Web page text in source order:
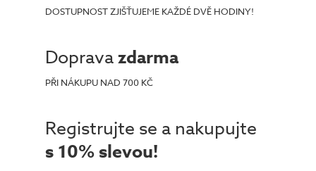
DOSTUPNOST ZJIŠŤUJEME KAŽDÉ DVĚ HODINY!
Dopravazdarma
PŘI NÁKUPU NAD 700 KČ
Registrujte se a nakupujte
s 10% slevou!